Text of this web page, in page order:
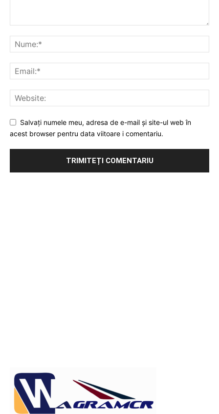
Salvați numele meu, adresa de e-mail și site-ul web în
acest browser pentru data viitoare i comentariu.